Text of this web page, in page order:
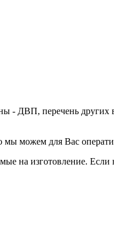
- ДВП, перечень других
можем для Вас
на изготовление. Если